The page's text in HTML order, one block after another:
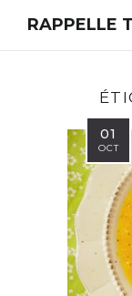
RAPPELLE
01
OCT